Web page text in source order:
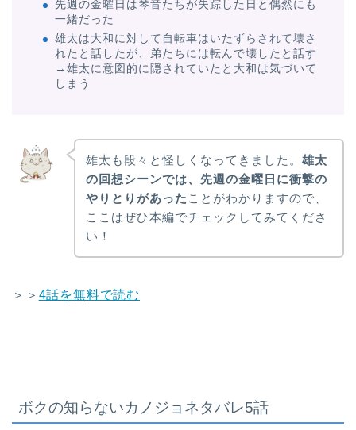
先週の金曜日は琴音たちが失踪した日と偶然にも
一緒だった
雄太は大和に対して自転車はいたずらされて壊さ
れたと話したが、弟たちには転んで壊したと話す
→雄太に意図的に隠されていたと大和は気づいて
しまう
雄太も段々と怪しくなってきました。 雄太
の回想シーンでは、先週の金曜日に衝撃の
やりとりがあった ことがわかりますので、
ここはぜひ本編でチェックしてみてくださ
い！
＞＞ 4話を無料で読む
ボクの知らないカノジョネタバレ5話